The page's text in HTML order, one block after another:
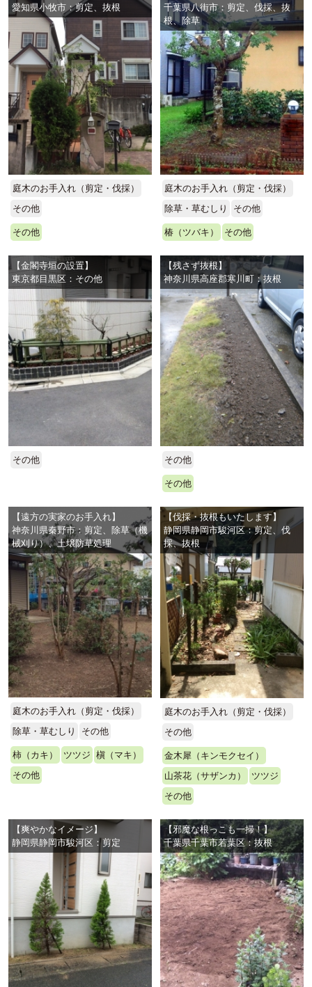
愛知県小牧市：剪定、抜根
庭木のお手入れ（剪定・伐採）
その他
その他
千葉県八街市：剪定、伐採、抜
根、除草
庭木のお手入れ（剪定・伐採）
除草・草むしり
その他
椿（ツバキ） その他
【金閣寺垣の設置】
東京都目黒区：その他
その他
【残さず抜根】
神奈川県高座郡寒川町：抜根
その他
その他
【遠方の実家のお手入れ】
神奈川県秦野市：剪定、除草（機
械刈り）、土壌防草処理
庭木のお手入れ（剪定・伐採）
除草・草むしり
その他
柿（カキ） ツツジ 槇（マキ）
その他
【伐採・抜根もいたします】
静岡県静岡市駿河区：剪定、伐
採、抜根
庭木のお手入れ（剪定・伐採）
その他
金木犀（キンモクセイ）
山茶花（サザンカ）
ツツジ
その他
【爽やかなイメージ】
静岡県静岡市駿河区：剪定
【邪魔な根っこも一掃！】
千葉県千葉市若葉区：抜根